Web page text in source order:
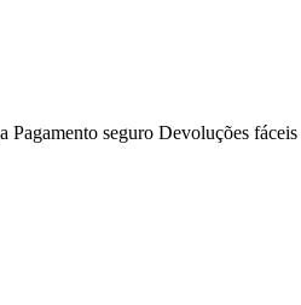
Pagamento seguro Devoluções fáceis